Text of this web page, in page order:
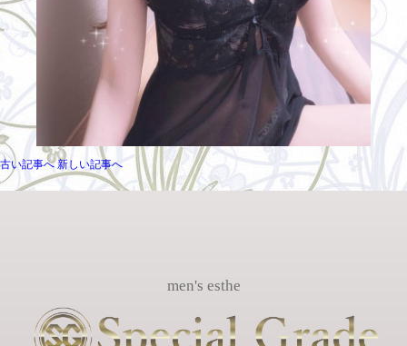
古い記事へ 新しい記事へ
men's esthe